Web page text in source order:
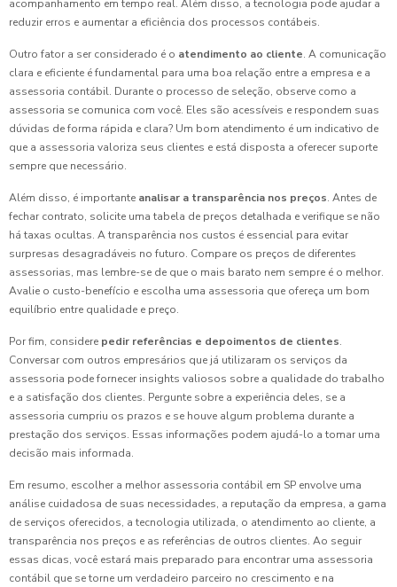
acompanhamento em tempo real. Além disso, a tecnologia pode ajudar a
reduzir erros e aumentar a eficiência dos processos contábeis.
Outro fator a ser considerado é o atendimento ao cliente. A comunicação
clara e eficiente é fundamental para uma boa relação entre a empresa e a
assessoria contábil. Durante o processo de seleção, observe como a
assessoria se comunica com você. Eles são acessíveis e respondem suas
dúvidas de forma rápida e clara? Um bom atendimento é um indicativo de
que a assessoria valoriza seus clientes e está disposta a oferecer suporte
sempre que necessário.
Além disso, é importante analisar a transparência nos preços. Antes de
fechar contrato, solicite uma tabela de preços detalhada e verifique se não
há taxas ocultas. A transparência nos custos é essencial para evitar
surpresas desagradáveis no futuro. Compare os preços de diferentes
assessorias, mas lembre-se de que o mais barato nem sempre é o melhor.
Avalie o custo-benefício e escolha uma assessoria que ofereça um bom
equilíbrio entre qualidade e preço.
Por fim, considere pedir referências e depoimentos de clientes.
Conversar com outros empresários que já utilizaram os serviços da
assessoria pode fornecer insights valiosos sobre a qualidade do trabalho
e a satisfação dos clientes. Pergunte sobre a experiência deles, se a
assessoria cumpriu os prazos e se houve algum problema durante a
prestação dos serviços. Essas informações podem ajudá-lo a tomar uma
decisão mais informada.
Em resumo, escolher a melhor assessoria contábil em SP envolve uma
análise cuidadosa de suas necessidades, a reputação da empresa, a gama
de serviços oferecidos, a tecnologia utilizada, o atendimento ao cliente, a
transparência nos preços e as referências de outros clientes. Ao seguir
essas dicas, você estará mais preparado para encontrar uma assessoria
contábil que se torne um verdadeiro parceiro no crescimento e na